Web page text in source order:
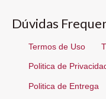
Dúvidas
Termos de Uso
Politica de
Politica de Entrega